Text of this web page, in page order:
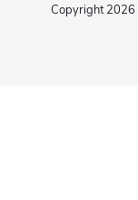
Copyright 2026